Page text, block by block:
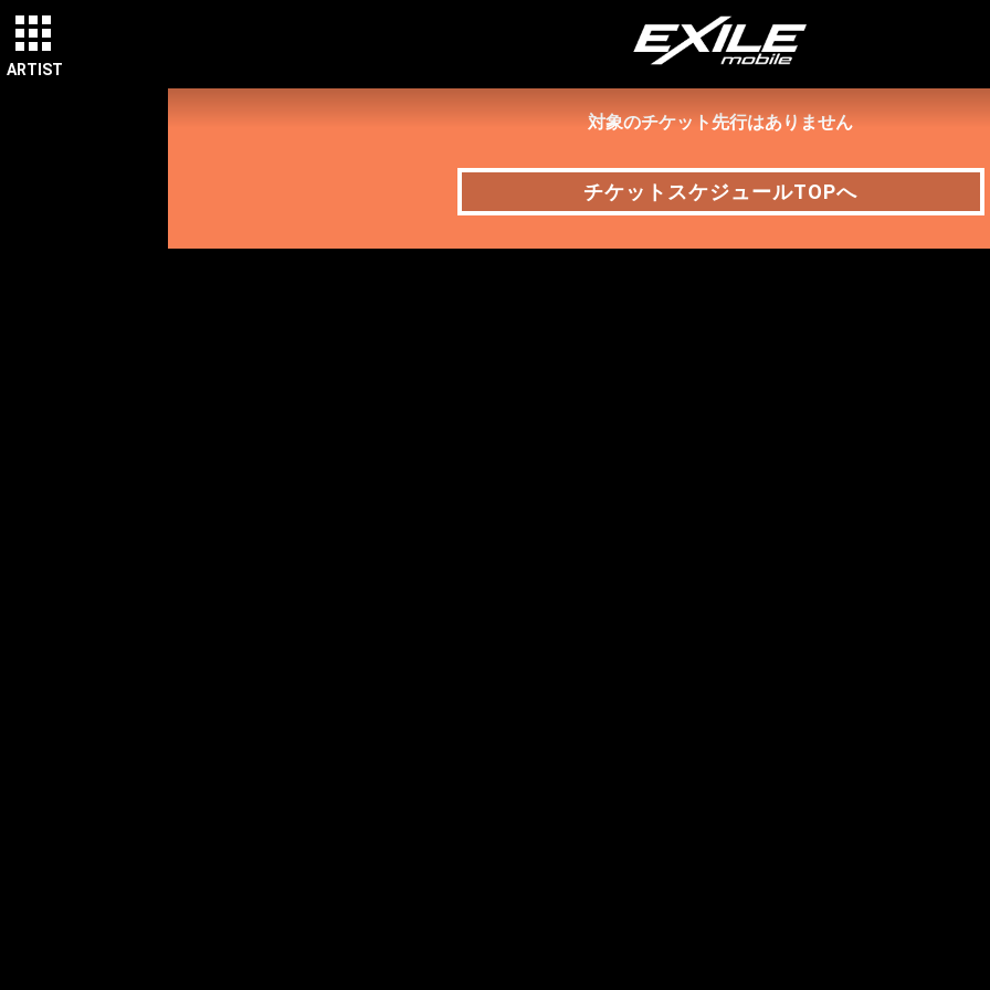
ARTIST
対象のチケット先行はありません
チケットスケジュールTOPへ